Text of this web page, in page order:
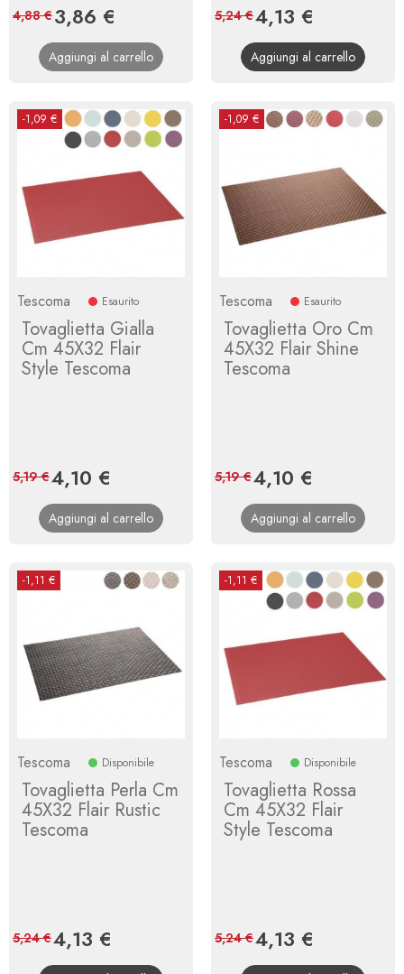
Prezzo
3,86 €
base
4,88 €
Aggiungi al carrello
Prezzo
4,13 €
base
5,24 €
Aggiungi al carrello
-1,09 €
Tescoma Esaurito
Tovaglietta Gialla
Cm 45X32 Flair
Style Tescoma
Prezzo
4,10 €
base
5,19 €
Aggiungi al carrello
-1,09 €
Tescoma Esaurito
Tovaglietta Oro Cm
45X32 Flair Shine
Tescoma
Prezzo
4,10 €
base
5,19 €
Aggiungi al carrello
-1,11 €
Tescoma Disponibile
Tovaglietta Perla Cm
45X32 Flair Rustic
Tescoma
Prezzo
4,13 €
base
5,24 €
-1,11 €
Tescoma Disponibile
Tovaglietta Rossa
Cm 45X32 Flair
Style Tescoma
Prezzo
4,13 €
base
5,24 €